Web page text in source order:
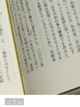
コラム